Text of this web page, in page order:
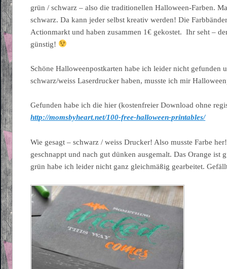
grün / schwarz – also die traditionellen Halloween-Farben.
schwarz. Da kann jeder selbst kreativ werden! Die
Actionmarkt und haben zusammen 1€ gekostet. Ihr seht –
günstig!
Schöne Halloweenpostkarten habe ich leider nicht gefunden
schwarz/weiss Laserdrucker haben, musste ich mir
Gefunden habe ich die hier (kostenfreier Download ohne
http://momsbyheart.net/100-free-halloween-printables/
Wie gesagt – schwarz / weiss Drucker! Also musste Farbe
geschnappt und nach gut dünken ausgemalt. Das Orange ist
grün habe ich leider nicht ganz gleichmäßig gearbeitet.